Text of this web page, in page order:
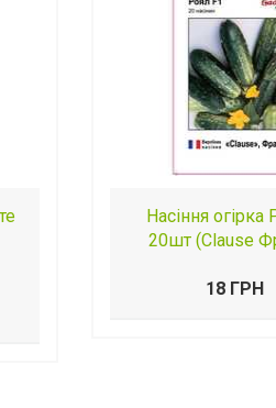
Насіння огірка
20шт (Clause
18 ГРН